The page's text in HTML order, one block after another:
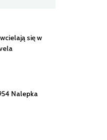
się w
Nalepka